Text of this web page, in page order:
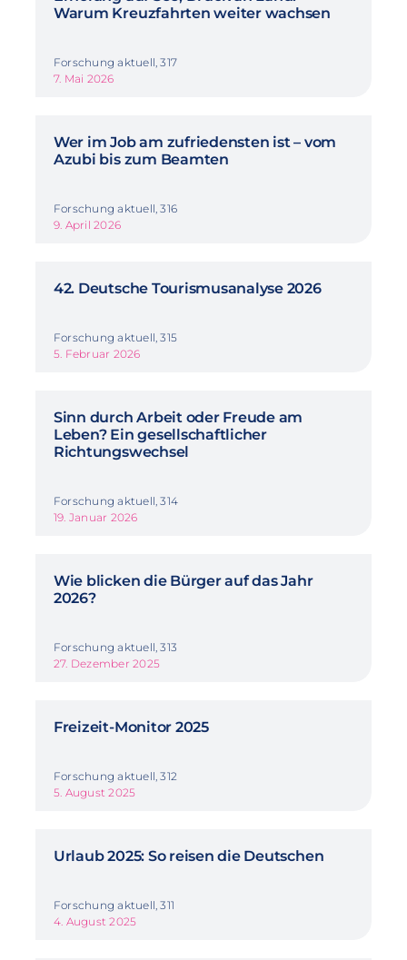
Warum Kreuzfahrten weiter wachsen
Forschung aktuell, 317
7. Mai 2026
Wer im Job am zufriedensten ist – vom
Azubi bis zum Beamten
Forschung aktuell, 316
9. April 2026
42. Deutsche Tourismusanalyse 2026
Forschung aktuell, 315
5. Februar 2026
Sinn durch Arbeit oder Freude am
Leben? Ein gesellschaftlicher
Richtungswechsel
Forschung aktuell, 314
19. Januar 2026
Wie blicken die Bürger auf das Jahr
2026?
Forschung aktuell, 313
27. Dezember 2025
Freizeit-Monitor 2025
Forschung aktuell, 312
5. August 2025
Urlaub 2025: So reisen die Deutschen
Forschung aktuell, 311
4. August 2025